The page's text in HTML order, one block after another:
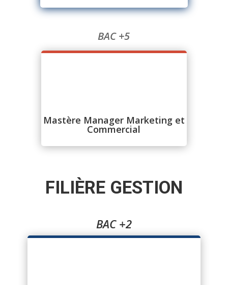
BAC +5
Mastère Manager Marketing et
Commercial
FILIÈRE GESTION
BAC +2